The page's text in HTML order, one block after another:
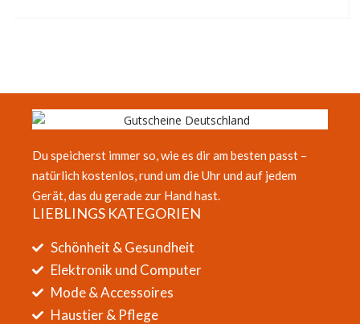
Du speicherst immer so, wie es dir am besten passt –
natürlich kostenlos, rund um die Uhr und auf jedem
Gerät, das du gerade zur Hand hast.
LIEBLINGS KATEGORIEN
Schönheit & Gesundheit
Elektronik und Computer
Mode & Accessoires
Haustier & Pflege